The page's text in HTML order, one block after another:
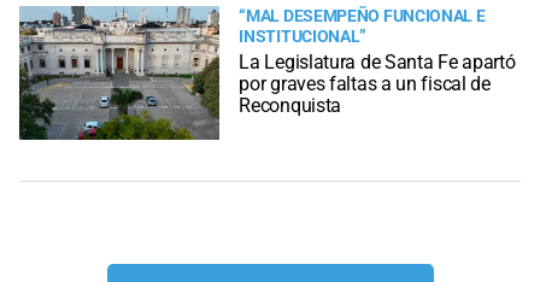
“MAL DESEMPEÑO FUNCIONAL E
INSTITUCIONAL”
La Legislatura de Santa Fe apartó
por graves faltas a un fiscal de
Reconquista